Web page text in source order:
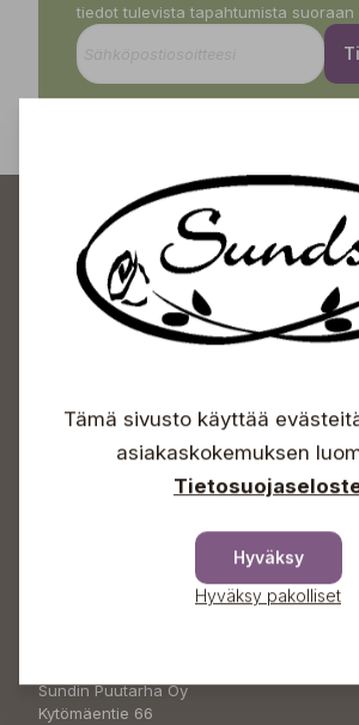
tiedot tulevista tapahtumista suoraan
Sundin
Avoinna
Arkisin 09-18
Sunnuntaisin Itsepalvelu
Sundin Puutarha Oy
Kytömäentie 66
Tämä sivusto käyttää
asiakaskokemuksen
Hyväksy
Hyväksy pakolliset